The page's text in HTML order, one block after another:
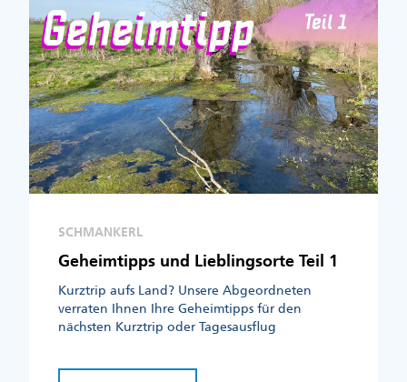
SCHMANKERL
Geheimtipps und Lieblingsorte Teil 1
Kurztrip aufs Land? Unsere Abgeordneten
verraten Ihnen Ihre Geheimtipps für den
nächsten Kurztrip oder Tagesausflug